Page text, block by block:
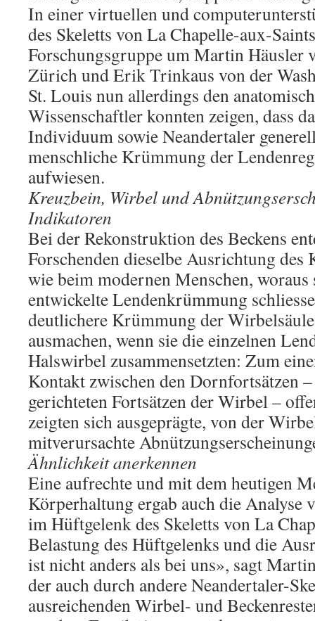
In einer virtuellen und
des Skeletts von La Chapelle-aux-
Forschungsgruppe um Martin Häusler
Zürich und Erik Trinkaus von der
St. Louis nun allerdings den
Wissenschaftler konnten zeigen, dass
Individuum sowie Neandertaler
menschliche Krümmung der
aufwiesen.
Kreuzbein, Wirbel und
Indikatoren
Bei der Rekonstruktion des Beckens
Forschenden dieselbe Ausrichtung des
wie beim modernen Menschen, woraus
entwickelte Lendenkrümmung
deutlichere Krümmung der
ausmachen, wenn sie die einzelnen
Halswirbel zusammensetzten: Zum
Kontakt zwischen den Dornfortsätzen
gerichteten Fortsätzen der Wirbel –
zeigten sich ausgeprägte, von der
mitverursachte
Ähnlichkeit anerkennen
Eine aufrechte und mit dem heutigen
Körperhaltung ergab auch die Analyse
im Hüftgelenk des Skeletts von La
Belastung des Hüftgelenks und die
ist nicht anders als bei uns», sagt
der auch durch andere Neandertaler-
ausreichenden Wirbel- und